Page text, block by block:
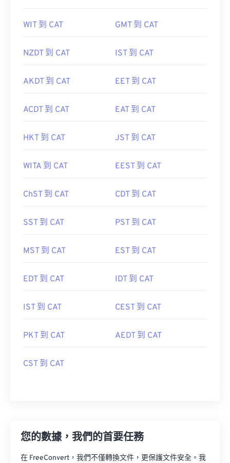
WIT 到 CAT GMT 到 CAT
NZDT 到 CAT IST 到 CAT
AKDT 到 CAT EET 到 CAT
ACDT 到 CAT EAT 到 CAT
HKT 到 CAT JST 到 CAT
WITA 到 CAT EEST 到 CAT
ChST 到 CAT CDT 到 CAT
SST 到 CAT PST 到 CAT
MST 到 CAT EST 到 CAT
EDT 到 CAT IDT 到 CAT
IST 到 CAT CEST 到 CAT
PKT 到 CAT AEDT 到 CAT
CST 到 CAT
您的數據，我們的首要任務
在 FreeConvert，我們不僅轉換文件，更保護文件安全。我